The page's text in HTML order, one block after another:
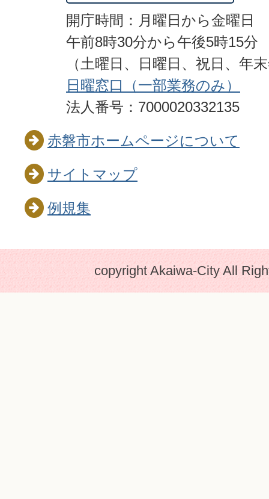
開庁時間：月曜日から金曜日
午前8時30分から午後5時15分
（土曜日、日曜日、祝日、年
日曜窓口（一部業務のみ）
法人番号：7000020332135
赤磐市ホームページについて
サイトマップ
例規集
copyright Akaiwa-City All